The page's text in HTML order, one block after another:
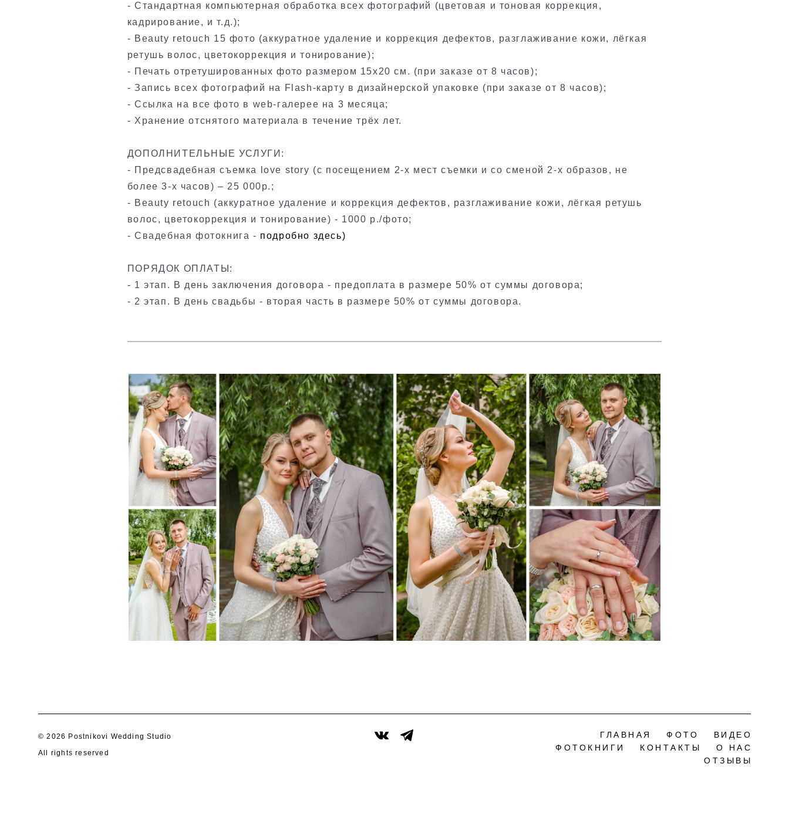
- Стандартная компьютерная обработка всех фотографий (цветовая и тоновая коррекция,
кадрирование, и т.д.);
- Beauty retouch 15 фото (аккуратное удаление и коррекция дефектов, разглаживание кожи, лёгкая
ретушь волос, цветокоррекция и тонирование);
- Печать отретушированных фото размером 15х20 см. (при заказе от 8 часов);
- Запись всех фотографий на Flash-карту в дизайнерской упаковке (при заказе от 8 часов);
- Ссылка на все фото в web-галерее на 3 месяца;
- Хранение отснятого материала в течение трёх лет.
ДОПОЛНИТЕЛЬНЫЕ УСЛУГИ:
- Предсвадебная съемка love story (с посещением 2-х мест съемки и со сменой 2-х образов, не
более 3-х часов) – 25 000р.;
- Beauty retouch (аккуратное удаление и коррекция дефектов, разглаживание кожи, лёгкая ретушь
волос, цветокоррекция и тонирование) - 1000 р./фото;
- Свадебная фотокнига - подробно здесь)
ПОРЯДОК ОПЛАТЫ:
- 1 этап. В день заключения договора - предоплата в размере 50% от суммы договора;
- 2 этап. В день свадьбы - вторая часть в размере 50% от суммы договора.
© 2026 Postnikovi Wedding Studio
All rights reserved
ГЛАВНАЯ ФОТО
ВИДЕО
ФОТОКНИГИ
КОНТАКТЫ
О НАС
ОТЗЫВЫ